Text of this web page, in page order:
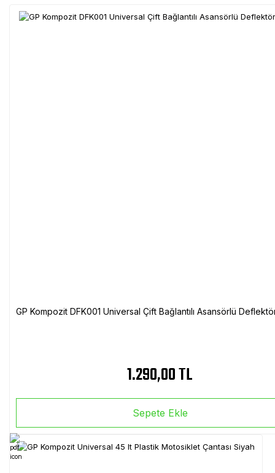
GP Kompozit DFK001 Universal Çift Bağlantılı Asansörlü
1.290,00 TL
Sepete Ekle